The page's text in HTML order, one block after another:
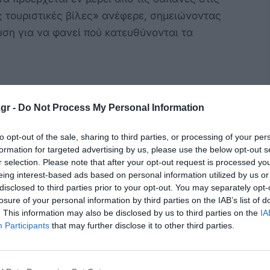
- Do Not Process My Personal Information
opt-out of the sale, sharing to third parties, or processing of your
for targeted advertising by us, please use the below opt-out
selection. Please note that after your opt-out request is processed
interest-based ads based on personal information utilized by us
to third parties prior to your opt-out. You may separately
of your personal information by third parties on the IAB’s list of
This information may also be disclosed by us to third parties on the
Participants that may further disclose it to other third parties.
τουριστικές βίλες» ανέφερε, σημειώνοντας
για να φανεί πού κατευθύνονται τα
3-4% στις αφίξεις
στο Tornos News ότι «το νησί
με αύξηση 3-4% στις αφίξεις και
αεροπορικώς και 300.000 από το
εισόδου να λειτουργεί καταλυτικά στην
τράβηξαν το κάρο του Νοτίου Αιγαίου, σε
εμφάνισαν πτώση», επεσήμανε,
επίσης θετικά, με αφίξεις πλοίων